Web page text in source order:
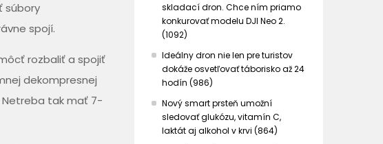
súbory
spojí.
rozbaliť a spojiť
dekompresnej
Netreba tak mať 7-
skladací dron. Chce ním priamo
konkurovať modelu DJI Neo 2.
(1092)
Ideálny dron nie len pre turistov
dokáže osvetľovať táborisko až 24
hodín (986)
Nový smart prsteň umožní
sledovať glukózu, vitamín C,
laktát aj alkohol v krvi (864)